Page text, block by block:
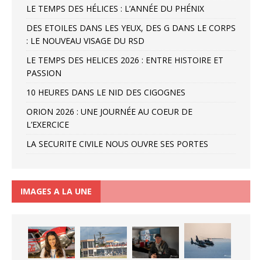
LE TEMPS DES HÉLICES : L’ANNÉE DU PHÉNIX
DES ETOILES DANS LES YEUX, DES G DANS LE CORPS
: LE NOUVEAU VISAGE DU RSD
LE TEMPS DES HELICES 2026 : ENTRE HISTOIRE ET
PASSION
10 HEURES DANS LE NID DES CIGOGNES
ORION 2026 : UNE JOURNÉE AU COEUR DE
L’EXERCICE
LA SECURITE CIVILE NOUS OUVRE SES PORTES
IMAGES A LA UNE